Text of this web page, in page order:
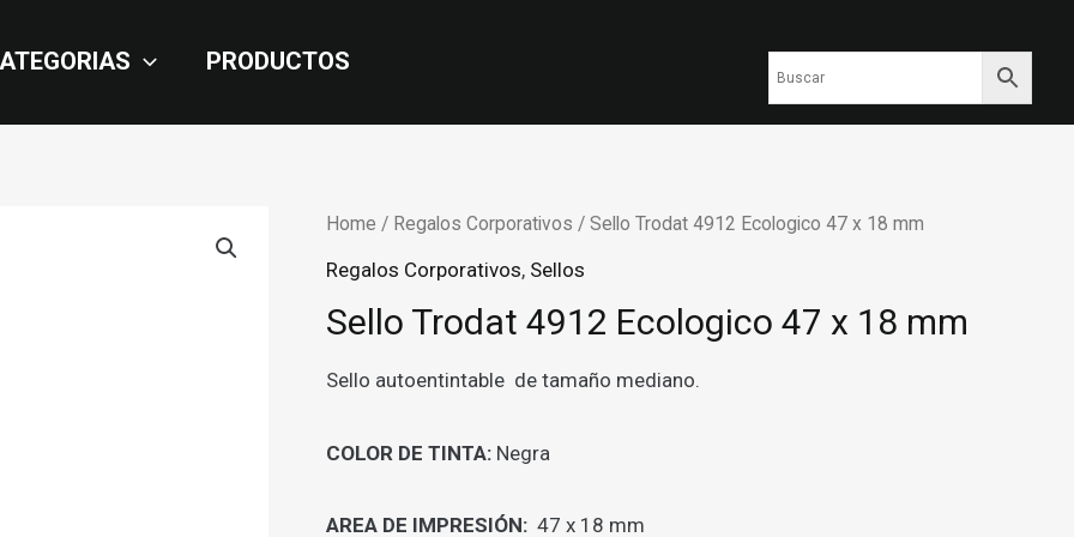
PRODUCTOS
Home / Regalos Corporativos / Sello Trodat 4912 Ecologico 47 x 18 mm
Regalos Corporativos, Sellos
Sello Trodat 4912 Ecologico 47 x 18 mm
Sello autoentintable de tamaño mediano.
COLOR DE TINTA: Negra
AREA DE IMPRESIÓN: 47 x 18 mm